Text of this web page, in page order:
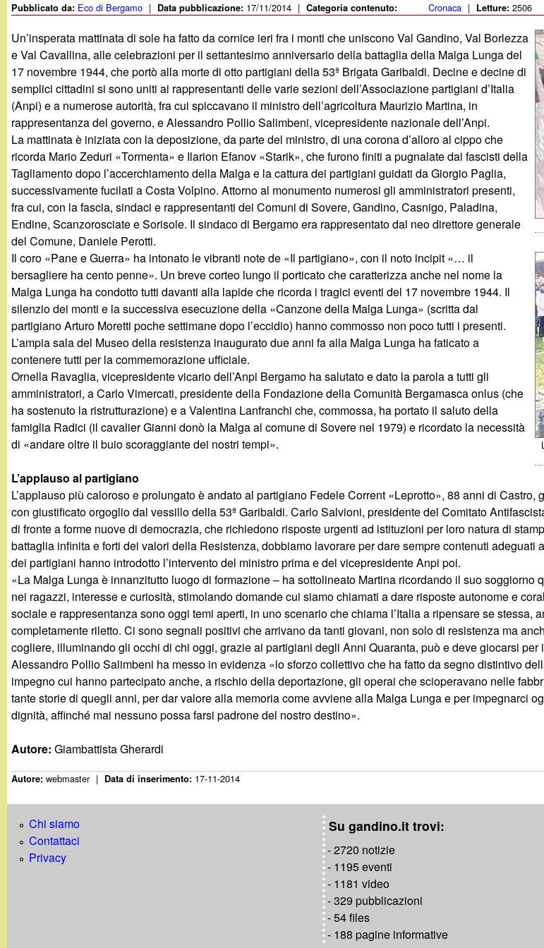
g
a
n
d
i
n
o
.
i
t
Pubblicato da: Eco di Bergamo | Data pubblicazione: 17/11/2014 | Categoria contenuto: Cronaca | Letture:2506
Un’insperata mattinata di sole ha fatto da cornice ieri fra i monti che uniscono Val Gandino, Val Borlezza
e Val Cavallina, alle celebrazioni per il settantesimo anniversario della battaglia della Malga Lunga del
17 novembre 1944, che portò alla morte di otto partigiani della 53ª Brigata Garibaldi. Decine e decine di
semplici cittadini si sono uniti ai rappresentanti delle varie sezioni dell’Associazione partigiani d’Italia
(Anpi) e a numerose autorità, fra cui spiccavano il ministro dell’agricoltura Maurizio Martina, in
rappresentanza del governo, e Alessandro Pollio Salimbeni, vicepresidente nazionale dell’Anpi.
La mattinata è iniziata con la deposizione, da parte del ministro, di una corona d’alloro al cippo che
ricorda Mario Zeduri «Tormenta» e Ilarion Efanov «Starik», che furono finiti a pugnalate dai fascisti della
Tagliamento dopo l’accerchiamento della Malga e la cattura dei partigiani guidati da Giorgio Paglia,
successivamente fucilati a Costa Volpino. Attorno al monumento numerosi gli amministratori presenti,
fra cui, con la fascia, sindaci e rappresentanti dei Comuni di Sovere, Gandino, Casnigo, Paladina,
Endine, Scanzorosciate e Sorisole. Il sindaco di Bergamo era rappresentato dal neo direttore generale
del Comune, Daniele Perotti.
Il coro «Pane e Guerra» ha intonato le vibranti note de «Il partigiano», con il noto incipit «… il
bersagliere ha cento penne». Un breve corteo lungo il porticato che caratterizza anche nel nome la
Malga Lunga ha condotto tutti davanti alla lapide che ricorda i tragici eventi del 17 novembre 1944. Il
silenzio dei monti e la successiva esecuzione della «Canzone della Malga Lunga» (scritta dal
partigiano Arturo Moretti poche settimane dopo l’eccidio) hanno commosso non poco tutti i presenti.
L’ampia sala del Museo della resistenza inaugurato due anni fa alla Malga Lunga ha faticato a
contenere tutti per la commemorazione ufficiale.
Ornella Ravaglia, vicepresidente vicario dell’Anpi Bergamo ha salutato e dato la parola a tutti gli
amministratori, a Carlo Vimercati, presidente della Fondazione della Comunità Bergamasca onlus (che
ha sostenuto la ristrutturazione) e a Valentina Lanfranchi che, commossa, ha portato il saluto della
famiglia Radici (il cavalier Gianni donò la Malga al comune di Sovere nel 1979) e ricordato la necessità
di «andare oltre il buio scoraggiante dei nostri tempi».
L’applauso al partigiano
L’applauso più caloroso e prolungato è andato al partigiano Fedele Corrent «Leprotto», 88 anni di
con giustificato orgoglio dal vessillo della 53ª Garibaldi. Carlo Salvioni, presidente del Comitato
di fronte a forme nuove di democrazia, che richiedono risposte urgenti ad istituzioni per loro natura di
battaglia infinita e forti dei valori della Resistenza, dobbiamo lavorare per dare sempre contenuti
dei partigiani hanno introdotto l’intervento del ministro prima e del vicepresidente Anpi poi.
«La Malga Lunga è innanzitutto luogo di formazione – ha sottolineato Martina ricordando il suo soggiorno
nei ragazzi, interesse e curiosità, stimolando domande cui siamo chiamati a dare risposte autonome e
sociale e rappresentanza sono oggi temi aperti, in uno scenario che chiama l’Italia a ripensare se stessa,
completamente riletto. Ci sono segnali positivi che arrivano da tanti giovani, non solo di resistenza ma
cogliere, illuminando gli occhi di chi oggi, grazie ai partigiani degli Anni Quaranta, può e deve giocarsi per
Alessandro Pollio Salimbeni ha messo in evidenza «lo sforzo collettivo che ha fatto da segno distintivo
impegno cui hanno partecipato anche, a rischio della deportazione, gli operai che scioperavano nelle
tante storie di quegli anni, per dar valore alla memoria come avviene alla Malga Lunga e per impegnarci
dignità, affinché mai nessuno possa farsi padrone del nostro destino».
Autore:Giambattista Gherardi
Autore:webmaster | Data di inserimento: 17-11-2014
Chi siamo
Contattaci
Privacy
Su gandino.it trovi:
- 2720 notizie
- 1195 eventi
- 1181 video
- 329 pubblicazioni
- 54 files
- 188 pagine informative